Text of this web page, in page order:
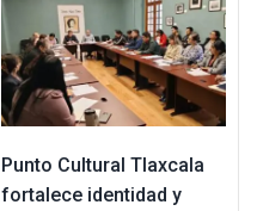
Punto Cultural Tlaxcala
fortalece identidad y